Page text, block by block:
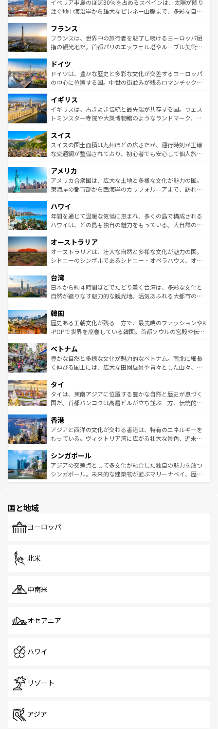
景など、自然景観も見逃せない。観光の合間には、本場の
ピザやパスタなど、絶品のイタリア料理を堪能することも
ませてくれるイタリアで、忘れられない旅をしてみよう！
なお、新着のイタリア情報はコンテンツ一覧 を参照してほ
しい。
イベリア半島のほぼ80％を占めるスペインは、太陽が降り
注ぐ地中海沿岸から雄大なピレネー山脈まで、多彩な自然
文化が根付くこの国では、情熱的なフラメンコ、熱気あふ
れる闘牛、そして美味しいタパスが生活の一部となってい
る。首都マドリードの洗練された雰囲気や、バルセロナの
の城塞都市、穏やかなビーチリゾートまで多彩な表情を見
せる。地方によって風土や気候が異なるスペインはその個
性で訪れる人を魅了する。 なお、新着のスペイン情報はコ
フランス
フランスは、世界中の旅行者を魅了し続けるヨーロッパ屈
指の観光地だ。首都パリのエッフェル塔やルーブル美術館
で、幅広い魅力が詰まっている。華麗な宮殿、歴史的な大
聖堂、美しいビーチ、そして豊かな自然が、訪れる者を心
から魅了する。また、フランスは美食の国としても知ら
いる。シャンパンの発祥地であるランス、プロヴァンスの
香り高いラベンダー畑など、多彩な楽しみ方が可能だ。さ
らに、パリ以外の地域にも魅力が溢れており、どの街角に
れる地方に足を運ぶとそれぞれで全く異なる文化を体験で
きるだろう。 なお、新着のフランス情報はコンテンツ一覧
を参照してほしい。
ドイツ
ドイツは、豊かな歴史と多彩な文化が交差するヨーロッパ
の中心に位置する国。中世の街並みが残るロマンチック街
顔を持つこの国は、どこを歩いても飽きることがない。ベ
ルリンの文化的活気、バイエルン州のアルプスの絶景、そ
してライン川沿いのワイン畑といった風景は必見。ビール
は、お酒好きな人にはぜひ体験してほしい。 なお、新着の
ドイツ情報はコンテンツ一覧を参照してほしい。
イギリス
イギリスは、古きよき伝統と最先端が共存する国。ウェス
トミンスター寺院や大英博物館のようなランドマーク、歴
リアごとに異なる魅力がある。また、優雅なアフタヌーン
ティー、ビール好きにはたまらない英国パブ、サッカー観
戦など、本場だからこそできる体験も豊富。イギリスを旅
ンツ一覧を参照してほしい。
スイス
スイスの国土面積は九州ほどの広さだが、運行時刻が正確
な交通網が整備されており、初心者でも安心して個人旅行
の建物がそのまま残る町や、スイスならではのユニークな
博物館もあり、アルプス観光だけでなく町歩きも満喫する
ことができる。国民の所得が高いため物価も高いが、旅行
ば市内交通費無料で観光を楽しむこともできる。 なお、新
着のスイス情報はコンテンツ一覧 を参照してほしい。
アメリカ
アメリカ合衆国は、広大な土地と多様な文化が魅力の国。
東海岸の都市部から西海岸のカリフォルニアまで、訪れる
のような巨大都市は、観光、ショッピング、エンターテイ
ンメントが詰まった刺激的なスポットだ。一方、アメリカ
西部には大自然が広がり、グランドキャニオンやイエロー
部のニューオーリンズでは、音楽と美食が融合した独特の
文化が魅力。旅行者はアメリカの各地域で異なる魅力を楽
しみながら、その多様性と豊かな歴史を感じることができ
ならではの贅沢な旅のスタイルだ。 なお、新着のアメリカ
情報はコンテンツ一覧を参照してほしい。
ハワイ
年間を通じて温暖な気候に恵まれ、多くの島で構成される
ハワイは、どの島も独自の魅力をもっている。大自然の神
ワイ島は見逃せない。また、定番の観光地といえばオアフ
島だが、静かな自然を求めるならマウイ島やカウアイ島が
おすすめ。エメラルドグリーンに輝く海をはじめ、豊かな
れるおもてなしの心で訪れる人々を迎えてくれるハワイの
人々、おいしいローカルフードやハワイアンミュージッ
ク、伝統的なフラダンスなど、すべてがハワイの魅力を彩
ワイを、存分に味わってほしい。 なお、新着のハワイ情報
はコンテンツ一覧を参照してほしい。
オーストラリア
オーストラリアは、壮大な自然と多様な文化が魅力の国。
シドニーのシンボルであるシドニー・オペラハウス、オー
リアリーフや大陸中央部にそびえるウルル（エアーズロッ
ク）、タスマニアの美しい原生林やケアンズの熱帯雨林な
ど、見どころがたくさん。また、カフェやワイン、オージ
いる。アクティビティも充実しており、サーフィンやダイ
ビング、ハイキングなど、アウトドア好きにはたまらな
い。オーストラリアの多彩な魅力を存分に味わいつくそ
参照してほしい。
台湾
日本から約４時間ほどでたどり着く台湾は、多彩な文化と
自然が織りなす魅力的な観光地。活気あふれる大都市の台
ン）、静ひつな山岳地帯である台湾東部など、都市の喧騒
と山間の静けさが共存しており、訪れる人に新しい発見と
驚きをもたらしてくれる。また、奥深い台湾の食文化も魅
容にもいいと評判のスイーツなど、バラエティ豊かな料理
が味わえる。 なお、新着の台湾情報は コンテンツ一覧を参
照してほしい。
韓国
歴史ある王朝文化が残る一方で、最先端のファッションやK
-POPで世界を席巻している韓国。首都ソウルの宮殿や伝統
き、地方に足を延ばせば四季折々の自然美を楽しむことが
できる。そして、キムチや焼肉、絶品のストリートフード
まで、さまざまな韓国料理が待っている。夜には、韓国な
リティに包まれながら、韓国の多彩な魅力を心ゆくまで味
わってみてほしい。 なお、新着の韓国情報はコンテンツ一
覧を参照してほしい。
ベトナム
豊かな自然と多様な文化が魅力的なベトナム。南北に細長
く伸びる国土には、広大な田園風景や青々とした山々、世
急速な発展と共に伝統が息づく。ハノイの古い町並みやホ
ーチミン市のフランス統治時代の建物も、独特の雰囲気を
醸し出している。また、バラエティの豊かさとおいしさで
とつ。フォーやバインミー、ベトナムコーヒーなどは、ぜ
ひ現地で味わいたい。どの地域を訪れてもあたたかい人々
が旅行者を迎えてくれるので、きっと忘れられない旅にな
参照してほしい。
タイ
タイは、東南アジアに位置する豊かな自然と歴史が息づく
国だ。首都バンコクは高層ビルが立ち並ぶ一方、伝統的な
の活気が交差している。北部ではチェンマイなどの山岳地
帯で自然と触れ合い、南部ではプーケットやクラビの美し
いビーチでリゾート気分を楽しむことができる。タイ料理
激する。気候は一年中温暖で、どの季節にも異なる楽しみ
が待っている。親しみやすいタイの人々、仏教を中心とし
た文化、そして多様な観光資源が、訪れる旅人を魅了し続
香港
アジアと西洋の文化が交わる香港は、特有のエネルギーを
もっている。ヴィクトリア湾に広がる壮大な景色、近未来
み、どこを訪れても感動するはず。観光スポットが密集し
ており、効率よく見どころを回れるのも魅力。息をのむよ
うな絶景から文化的な体験まで、香港を存分に楽しみ尽く
シンガポール
アジアの交差点として多文化が融合した独自の魅力を放つ
シンガポール。未来的な建築物が並ぶマリーナベイ、歴史
で、ホーカーズは地元の風情を楽しめる外せないスポット
国と地域
ヨーロッパ
北米
中南米
オセアニア
ハワイ
リゾート
アジア